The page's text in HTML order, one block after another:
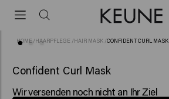
HOME /HAARPFLEGE /HAIR MASK /CONFIDENT CURL MASK
Confident Curl Mask
Wir versenden noch nicht an Ihr Ziel